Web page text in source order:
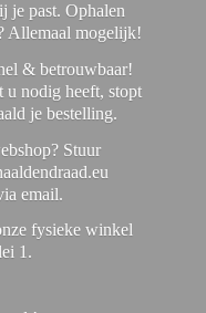
je past. Ophalen
Allemaal mogelijk!
& betrouwbaar!
u nodig heeft, stopt
je bestelling.
Stuur
email.
fysieke winkel
1.